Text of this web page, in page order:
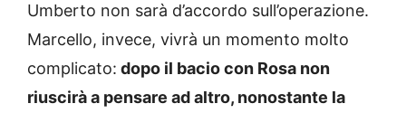
Umberto non sarà d’accordo sull’operazione.
Marcello, invece, vivrà un momento molto
complicato: dopo il bacio con Rosa non
riuscirà a pensare ad altro, nonostante la